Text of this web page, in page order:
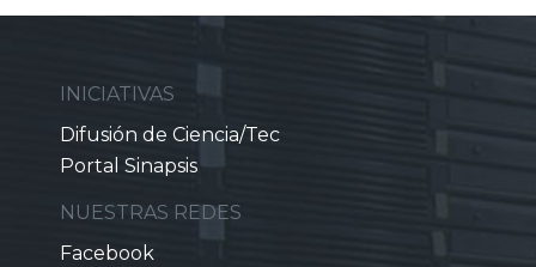
INICIATIVAS
Difusión de Ciencia/Tec
Portal Sinapsis
NUESTRAS REDES
Facebook